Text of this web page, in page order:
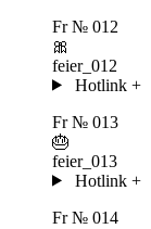
Fr № 012
🎀
feier_012
Hotlink +
Fr № 013
🎂
feier_013
Hotlink +
Fr № 014